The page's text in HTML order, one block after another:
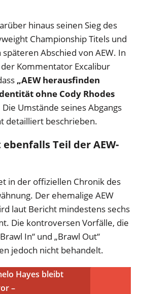
hinaus seinen Sieg des
Championship Titels und
Abschied von AEW. In
Kommentator Excalibur
„AEW herausfinden
ohne Cody Rhodes
Die Umstände seines Abgangs
detailliert beschrieben.
Teil der AEW-
in der offiziellen Chronik des
Der ehemalige AEW
laut Bericht mindestens sechs
Die kontroversen Vorfälle, die
In“ und „Brawl Out“
jedoch nicht behandelt.
Hayes bleibt
–